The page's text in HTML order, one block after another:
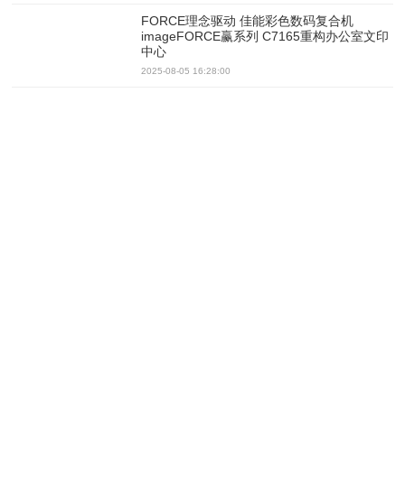
FORCE理念驱动 佳能彩色数码复合机
imageFORCE赢系列 C7165重构办公室文印
中心
2025-08-05 16:28:00